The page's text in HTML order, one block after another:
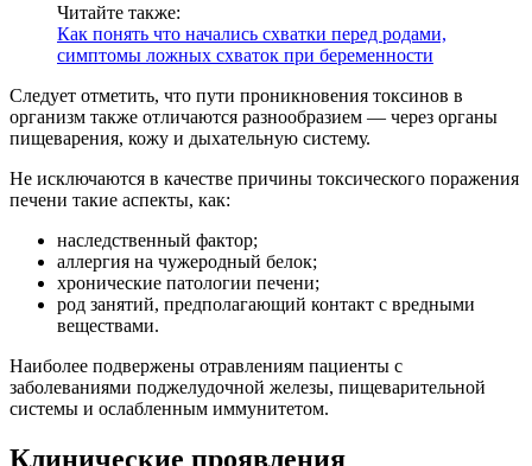
Читайте также:
Как понять что начались схватки перед родами,
симптомы ложных схваток при беременности
Следует отметить, что пути проникновения токсинов в
организм также отличаются разнообразием — через органы
пищеварения, кожу и дыхательную систему.
Не исключаются в качестве причины токсического поражения
печени такие аспекты, как:
наследственный фактор;
аллергия на чужеродный белок;
хронические патологии печени;
род занятий, предполагающий контакт с вредными
веществами.
Наиболее подвержены отравлениям пациенты с
заболеваниями поджелудочной железы, пищеварительной
системы и ослабленным иммунитетом.
Клинические проявления